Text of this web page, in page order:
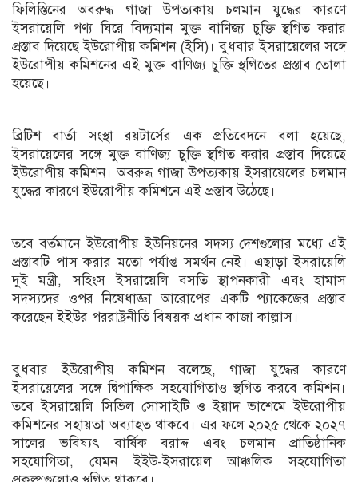
ফিলিস্তিনের অবরুদ্ধ গাজা উপত্যকায় চলমান যুদ্ধের কারণে
ইসরায়েলি পণ্য ঘিরে বিদ্যমান মুক্ত বাণিজ্য চুক্তি স্থগিত করার
প্রস্তাব দিয়েছে ইউরোপীয় কমিশন (ইসি)। বুধবার ইসরায়েলের সঙ্গে
ইউরোপীয় কমিশনের এই মুক্ত বাণিজ্য চুক্তি স্থগিতের প্রস্তাব তোলা
হয়েছে।
ব্রিটিশ বার্তা সংস্থা রয়টার্সের এক প্রতিবেদনে বলা হয়েছে,
ইসরায়েলের সঙ্গে মুক্ত বাণিজ্য চুক্তি স্থগিত করার প্রস্তাব দিয়েছে
ইউরোপীয় কমিশন। অবরুদ্ধ গাজা উপত্যকায় ইসরায়েলের চলমান
যুদ্ধের কারণে ইউরোপীয় কমিশনে এই প্রস্তাব উঠেছে।
তবে বর্তমানে ইউরোপীয় ইউনিয়নের সদস্য দেশগুলোর মধ্যে এই
প্রস্তাবটি পাস করার মতো পর্যাপ্ত সমর্থন নেই। এছাড়া ইসরায়েলি
দুই মন্ত্রী, সহিংস ইসরায়েলি বসতি স্থাপনকারী এবং হামাস
সদস্যদের ওপর নিষেধাজ্ঞা আরোপের একটি প্যাকেজের প্রস্তাব
করেছেন ইইউর পররাষ্ট্রনীতি বিষয়ক প্রধান কাজা কাল্লাস।
বুধবার ইউরোপীয় কমিশন বলেছে, গাজা যুদ্ধের কারণে
ইসরায়েলের সঙ্গে দ্বিপাক্ষিক সহযোগিতাও স্থগিত করবে কমিশন।
তবে ইসরায়েলি সিভিল সোসাইটি ও ইয়াদ ভাশেমে ইউরোপীয়
কমিশনের সহায়তা অব্যাহত থাকবে। এর ফলে ২০২৫ থেকে ২০২৭
সালের ভবিষ্যৎ বার্ষিক বরাদ্দ এবং চলমান প্রাতিষ্ঠানিক
সহযোগিতা, যেমন ইইউ-ইসরায়েল আঞ্চলিক সহযোগিতা